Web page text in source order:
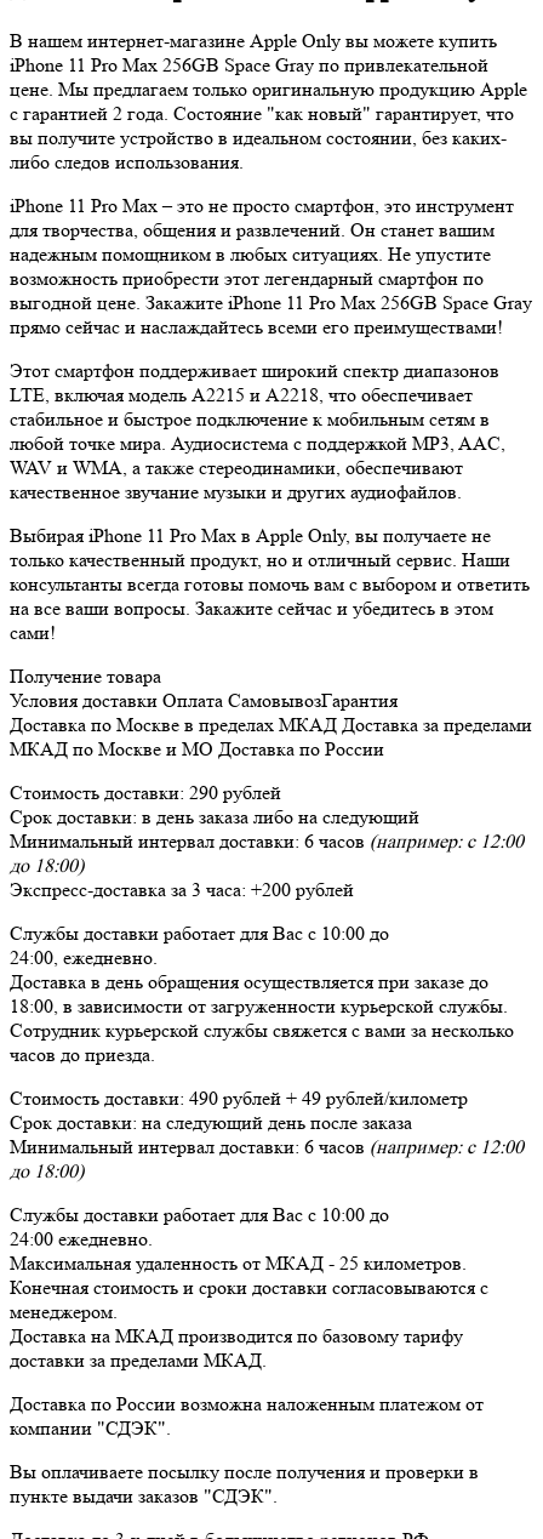
В нашем интернет-магазине Apple Only вы можете купить
iPhone 11 Pro Max 256GB Space Gray по привлекательной
цене. Мы предлагаем только оригинальную продукцию Apple
с гарантией 2 года. Состояние "как новый" гарантирует, что
вы получите устройство в идеальном состоянии, без каких-
либо следов использования.
iPhone 11 Pro Max – это не просто смартфон, это инструмент
для творчества, общения и развлечений. Он станет вашим
надежным помощником в любых ситуациях. Не упустите
возможность приобрести этот легендарный смартфон по
выгодной цене. Закажите iPhone 11 Pro Max 256GB Space Gray
прямо сейчас и наслаждайтесь всеми его преимуществами!
Этот смартфон поддерживает широкий спектр диапазонов
LTE, включая модель A2215 и A2218, что обеспечивает
стабильное и быстрое подключение к мобильным сетям в
любой точке мира. Аудиосистема с поддержкой MP3, AAC,
WAV и WMA, а также стереодинамики, обеспечивают
качественное звучание музыки и других аудиофайлов.
Выбирая iPhone 11 Pro Max в Apple Only, вы получаете не
только качественный продукт, но и отличный сервис. Наши
консультанты всегда готовы помочь вам с выбором и ответить
на все ваши вопросы. Закажите сейчас и убедитесь в этом
сами!
Получение товара
Условия доставки Оплата СамовывозГарантия
Доставка по Москве в пределах МКАД Доставка за пределами
МКАД по Москве и МО Доставка по России
Стоимость доставки: 290 рублей
Срок доставки: в день заказа либо на следующий
Минимальный интервал доставки: 6 часов (например: с 12:00
до 18:00)
Экспресс-доставка за 3 часа: +200 рублей
Службы доставки работает для Вас с 10:00 до
24:00, ежедневно
Доставка в день обращения осуществляется при заказе до
18:00, в зависимости от загруженности курьерской службы.
Сотрудник курьерской службы свяжется с вами за несколько
часов до приезда.
Стоимость доставки: 490 рублей + 49 рублей/километр
Срок доставки: на следующий день после заказа
Минимальный интервал доставки: 6 часов (например: с 12:00
до 18:00)
Службы доставки работает для Вас с 10:00 до
24:00 ежедневно
Максимальная удаленность от МКАД - 25 километров
Конечная стоимость и сроки доставки согласовываются с
менеджером.
Доставка на МКАД производится по базовому тарифу
доставки за пределами МКАД.
Доставка по России возможна наложенным платежом от
компании "СДЭК".
Вы оплачиваете посылку после получения и проверки в
пункте выдачи заказов "СДЭК".